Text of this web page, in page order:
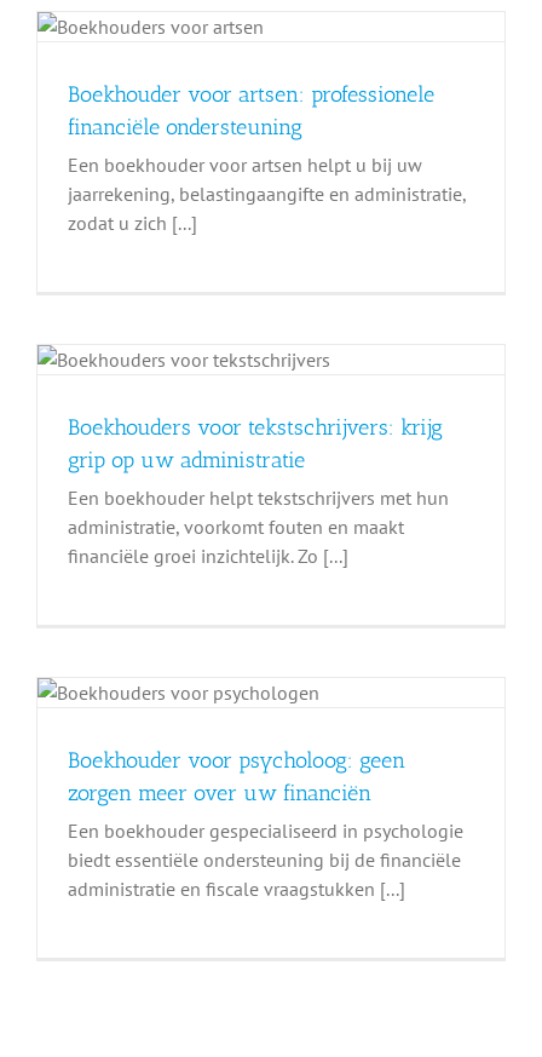
Boekhouder voor artsen: professionele
financiële ondersteuning
Een boekhouder voor artsen helpt u bij uw
jaarrekening, belastingaangifte en administratie,
zodat u zich [...]
Boekhouders voor tekstschrijvers: krijg
grip op uw administratie
Een boekhouder helpt tekstschrijvers met hun
administratie, voorkomt fouten en maakt
financiële groei inzichtelijk. Zo [...]
Boekhouder voor psycholoog: geen
zorgen meer over uw financiën
Een boekhouder gespecialiseerd in psychologie
biedt essentiële ondersteuning bij de financiële
administratie en fiscale vraagstukken [...]